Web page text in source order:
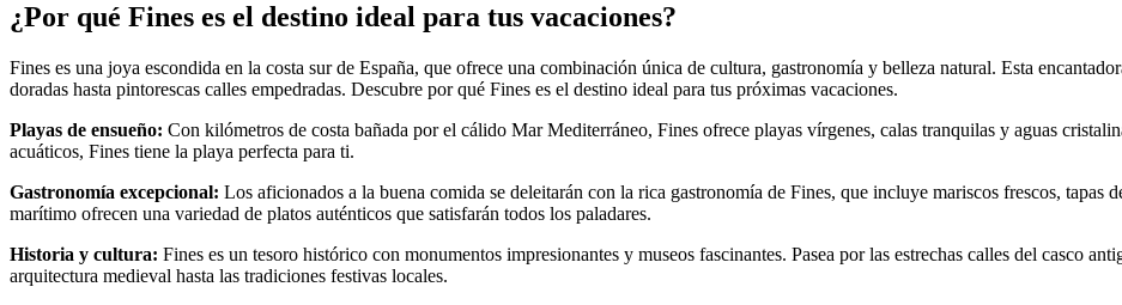
¿Por qué Fines es el destino ideal para tus vacaciones?
Fines es una joya escondida en la costa sur de España, que ofrece una combinación única de cultura, gastronomía y belleza natural. Esta
doradas hasta pintorescas calles empedradas. Descubre por qué Fines es el destino ideal para tus próximas vacaciones.
Playas de ensueño: Con kilómetros de costa bañada por el cálido Mar Mediterráneo, Fines ofrece playas vírgenes, calas tranquilas y aguas
acuáticos, Fines tiene la playa perfecta para ti.
Gastronomía excepcional: Los aficionados a la buena comida se deleitarán con la rica gastronomía de Fines, que incluye mariscos frescos, tapas
marítimo ofrecen una variedad de platos auténticos que satisfarán todos los paladares.
Historia y cultura: Fines es un tesoro histórico con monumentos impresionantes y museos fascinantes. Pasea por las estrechas calles del casco
arquitectura medieval hasta las tradiciones festivas locales.